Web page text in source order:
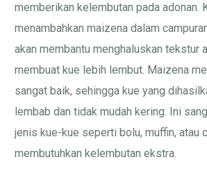
memberikan kelembutan pada adonan.
menambahkan maizena dalam
akan membantu menghaluskan tekstur
membuat kue lebih lembut. Maizena
sangat baik, sehingga kue yang
lembab dan tidak mudah kering. Ini
jenis kue-kue seperti bolu, muffin, atau
membutuhkan kelembutan ekstra.